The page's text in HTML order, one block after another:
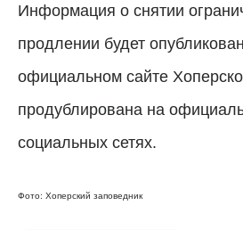
Информация о снятии
продлении будет
официальном сайте
продублирована на
социальных сетях.
Фото: Хоперский заповедник